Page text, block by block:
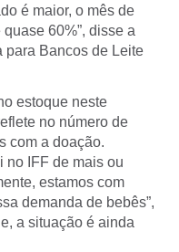
é maior, o mês de
60%”, disse a
para Bancos de Leite
estoque neste
no número de
com a doação.
no IFF de mais ou
estamos com
demanda de bebês”,
a situação é ainda